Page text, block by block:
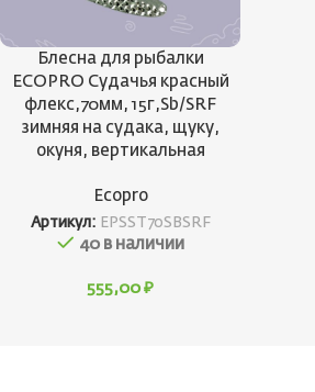
Блесна для рыбалки
ECOPRO Судачья красный
флекс,70мм, 15г,Sb/SRF
зимняя на судака, щуку,
окуня, вертикальная
Ecopro
Артикул: EPSST70SBSRF
40 в наличии
555,00 ₽